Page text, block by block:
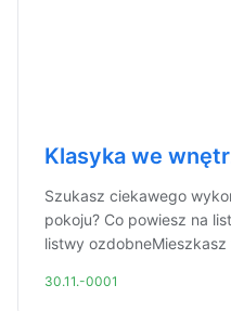
Klasyka we
Szukasz ciekawego
pokoju? Co powiesz na
listwy ozdobneMieszkasz
30.11.-0001